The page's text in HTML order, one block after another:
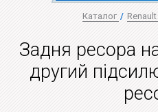
Каталог / Renault
Задня ресора
другий